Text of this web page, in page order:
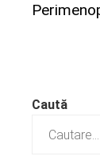
Caută